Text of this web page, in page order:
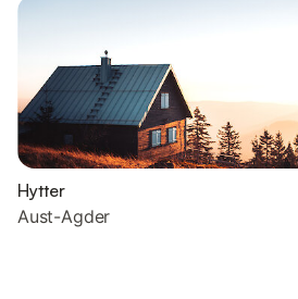
Hytter
Aust-Agder